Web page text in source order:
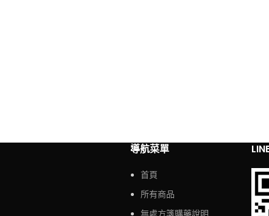
導航菜單
首頁
所有商品
無處方箋購藥說明